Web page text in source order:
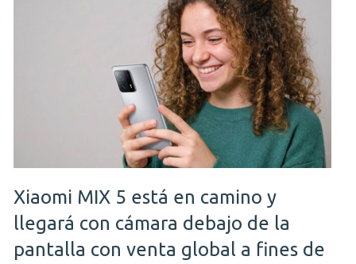
Xiaomi MIX 5 está en camino y
llegará con cámara debajo de la
pantalla con venta global a fines de